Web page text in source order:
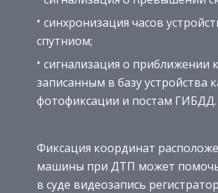
синхронизация часов
спутниом;
сигнализация о приближении к
записанным в базу устройства
фотофиксации и постам ГИБДД.
Фиксация координат
машины при ДТП может
в суде видеозапись